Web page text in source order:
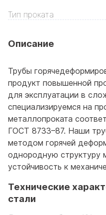
Тип проката
Описание
Трубы
продукт повышенной
для эксплуатации в
специализируемся на
металлопроката
ГОСТ 8733–87. Наши
методом горячей
однородную структуру
устойчивость к
Технические
стали